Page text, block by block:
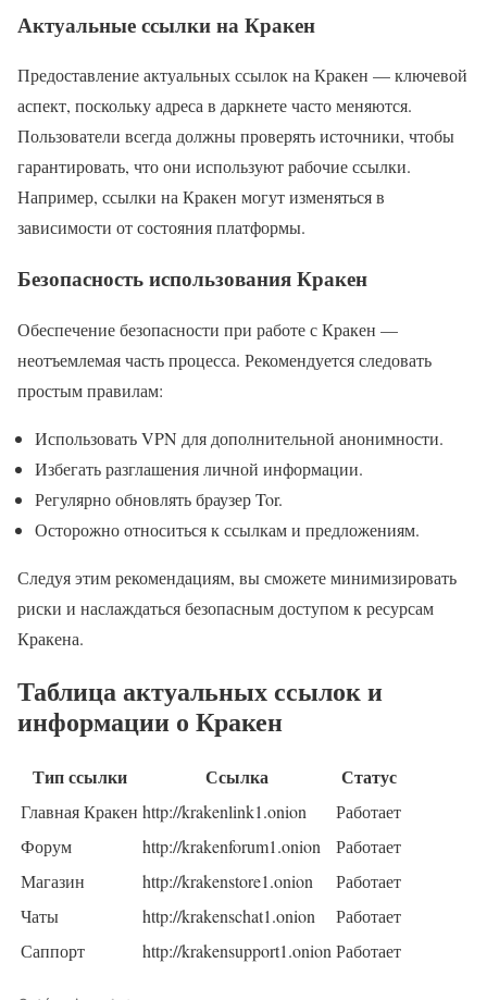
Актуальные ссылки на Кракен
Предоставление актуальных ссылок на Кракен — ключевой
аспект, поскольку адреса в даркнете часто меняются.
Пользователи всегда должны проверять источники, чтобы
гарантировать, что они используют рабочие ссылки.
Например, ссылки на Кракен могут изменяться в
зависимости от состояния платформы.
Безопасность использования Кракен
Обеспечение безопасности при работе с Кракен —
неотъемлемая часть процесса. Рекомендуется следовать
простым правилам:
Использовать VPN для дополнительной анонимности.
Избегать разглашения личной информации.
Регулярно обновлять браузер Tor.
Осторожно относиться к ссылкам и предложениям.
Следуя этим рекомендациям, вы сможете минимизировать
риски и наслаждаться безопасным доступом к ресурсам
Кракена.
Таблица актуальных ссылок и
информации о Кракен
Тип ссылки Ссылка Статус
Главная Кракен http://krakenlink1.onion
Работает
Форум
http://krakenforum1.onion
Работает
Магазин
http://krakenstore1.onion
Работает
Чаты
http://krakenschat1.onion
Работает
Саппорт
http://krakensupport1.onion Работает